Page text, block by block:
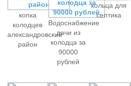
копка
колодцев
александровский
район
Водоснабжение
дачи из
колодца за
90000
рублей
кольца для
септика